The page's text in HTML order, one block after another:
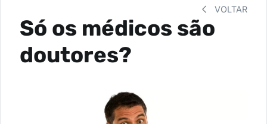
VOLTAR
Só os médicos são
doutores?